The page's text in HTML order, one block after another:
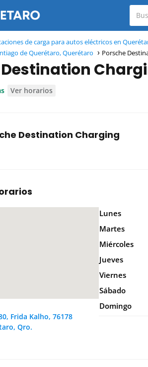
de carga para autos eléctricos en
de Querétaro, Querétaro
Porsche
Ver horarios
Destination Charging
Frida Kalho, 76178
Qro.
Lunes
Martes
Miércoles
Jueves
Viernes
Sábado
Domingo